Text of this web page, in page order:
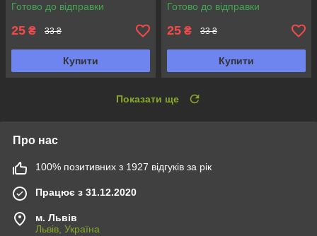
Готово до відправки
25 ₴ 33 ₴
Купити
Готово до відправки
25 ₴ 33 ₴
Купити
Показати ще
Про нас
100% позитивних з 1927 відгуків за рік
Працює з 31.12.2020
м. Львів
Львів, Україна